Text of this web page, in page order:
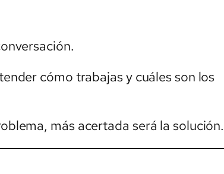
cómo trabajas y cuáles son los
más acertada será la solución.